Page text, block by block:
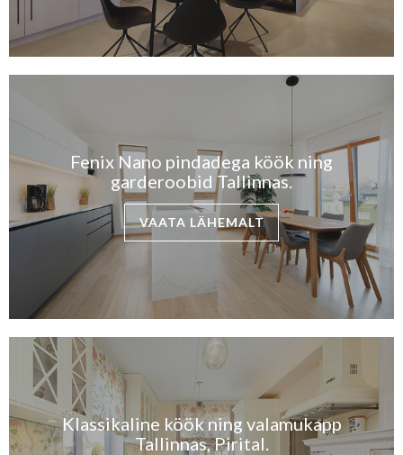
Fenix Nano pindadega köök ning
garderoobid Tallinnas.
VAATA LÄHEMALT
Klassikaline köök ning valamukapp
Tallinnas, Pirital.